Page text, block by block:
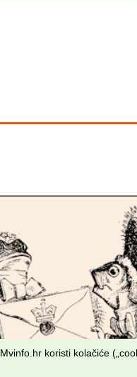
Mvinfo.hr koristi kolačiće